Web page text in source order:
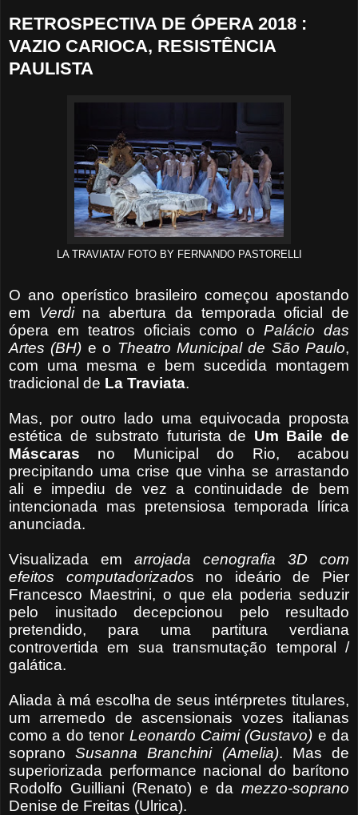
RETROSPECTIVA DE ÓPERA 2018 :
VAZIO CARIOCA, RESISTÊNCIA
PAULISTA
LA TRAVIATA/ FOTO BY FERNANDO PASTORELLI
O ano operístico brasileiro começou apostando
em Verdina abertura da temporada oficial de
ópera em teatros oficiais como oPalácio das
Artes (BH) e o Theatro Municipal de São Paulo,
com uma mesma e bem sucedida montagem
tradicional de La Traviata.
Mas, por outro lado uma equivocada proposta
estética de substrato futurista de Um Baile de
Máscaras no Municipal do Rio, acabou
precipitando uma crise que vinha se arrastando
ali e impediu de vez a continuidade de bem
intencionada mas pretensiosa temporada lírica
anunciada.
Visualizada em arrojada cenografia 3D com
efeitos
computadorizados no ideário de Pier
Francesco Maestrini, o que ela poderia seduzir
pelo inusitado decepcionou pelo resultado
pretendido, para uma partitura verdiana
controvertida em sua transmutação temporal /
galática.
Aliada à má escolha de seus intérpretes titulares,
um arremedo de ascensionais vozes italianas
como a do tenor Leonardo Caimi (Gustavo) e da
sopranoSusanna Branchini (Amelia). Mas de
superiorizada performance nacional do barítono
Rodolfo Guilliani (Renato) e da mezzo-soprano
Denise de Freitas (Ulrica).